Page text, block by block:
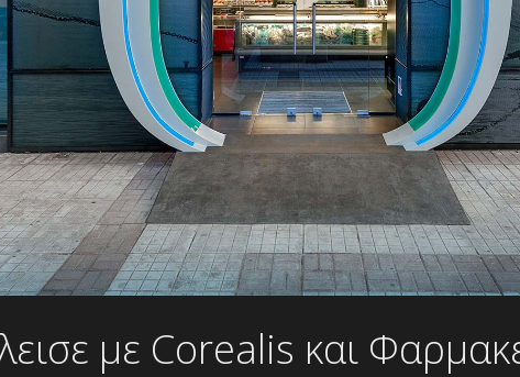
με Corealis και